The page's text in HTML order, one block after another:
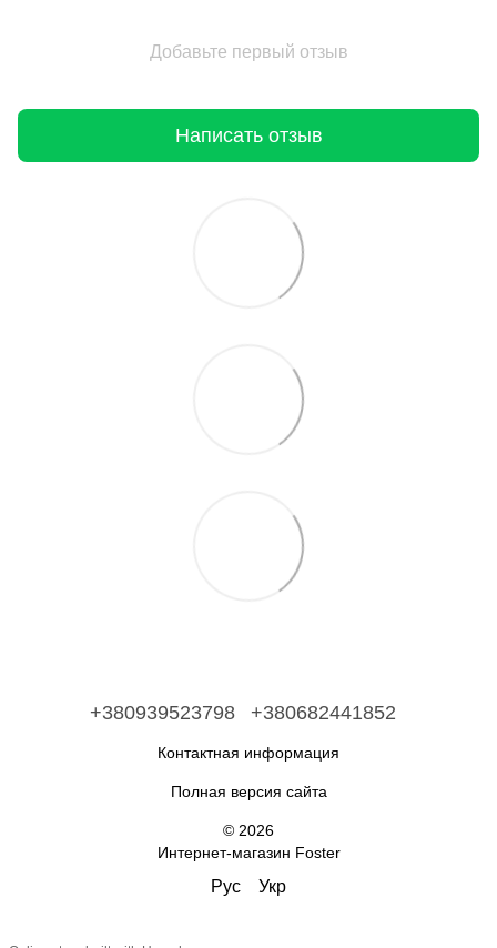
Добавьте первый отзыв
Написать отзыв
+380939523798 +380682441852
Контактная информация
Полная версия сайта
© 2026
Интернет-магазин Foster
Рус Укр